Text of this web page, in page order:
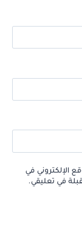
الإلكتروني في
في تعليقي.